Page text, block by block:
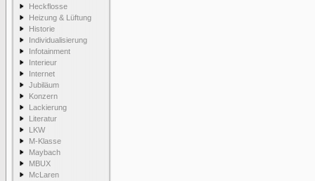
Heckflosse
Heizung & Lüftung
Historie
Individualisierung
Infotainment
Interieur
Internet
Jubiläum
Konzern
Lackierung
Literatur
LKW
M-Klasse
Maybach
MBUX
McLaren